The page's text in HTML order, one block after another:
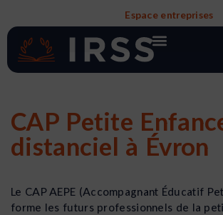
contenu
Espace entreprises
CAP Petite
distanciel à Évron
Le CAP AEPE (Accompagnant Éducatif
forme les futurs professionnels de la